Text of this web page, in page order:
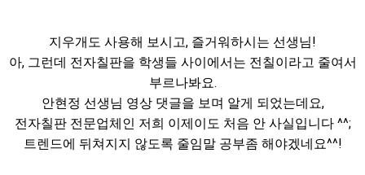
지우개도 사용해 보시고, 즐거워하시는 선생님!
아, 그런데 전자칠판을 학생들 사이에서는 전칠이라고 줄여서
부르나봐요.
안현정 선생님 영상 댓글을 보며 알게 되었는데요,
전자칠판 전문업체인 저희 이제이도 처음 안 사실입니다 ^^;
트렌드에 뒤쳐지지 않도록 줄임말 공부좀 해야겠네요^^!